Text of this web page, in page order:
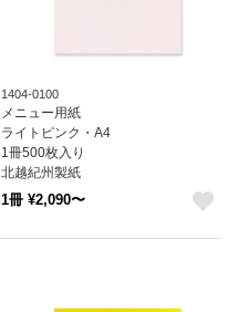
1404-0100
メニュー用紙
ライトピンク・A4
1冊500枚入り
北越紀州製紙
Newファインカラー
1冊 ¥2,090〜